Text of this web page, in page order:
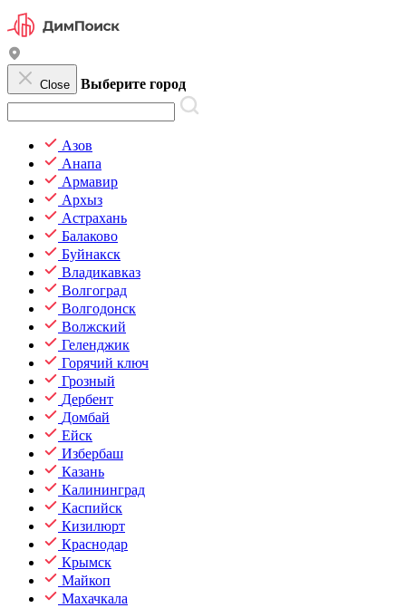
Close Выберите город
Азов
Анапа
Армавир
Архыз
Астрахань
Балаково
Буйнакск
Владикавказ
Волгоград
Волгодонск
Волжский
Геленджик
Горячий ключ
Грозный
Дербент
Домбай
Ейск
Избербаш
Казань
Калининград
Каспийск
Кизилюрт
Краснодар
Крымск
Майкоп
Махачкала